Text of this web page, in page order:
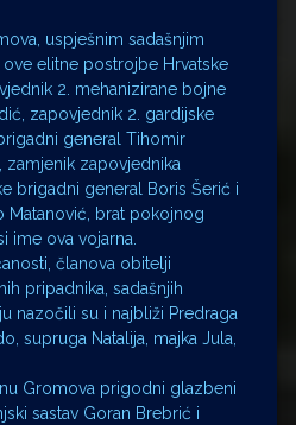
uspješnim sadašnjim
elitne postrojbe Hrvatske
2. mehanizirane bojne
zapovjednik 2. gardijske
general Tihomir
zamjenik zapovjednika
brigadni general Boris Šerić i
Matanović, brat pokojnog
ime ova vojarna.
članova obitelji
pripadnika, sadašnjih
nazočili su i najbliži Predraga
supruga Natalija, majka Jula,
Gromova prigodni glazbeni
sastav Goran Brebrić i